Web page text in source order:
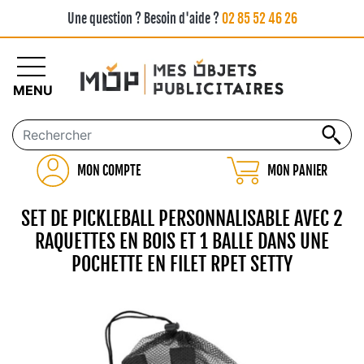
Une question ? Besoin d'aide ?02 85 52 46 26
MON COMPTE MON PANIER
MENU
SET DE PICKLEBALL PERSONNALISABLE AVEC 2
RAQUETTES EN BOIS ET 1 BALLE DANS UNE
POCHETTE EN FILET RPET SETTY